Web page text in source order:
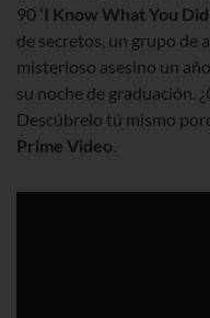
90 ‘I Know What You
de secretos, un grupo de
misterioso asesino un
su noche de graduación.
Descúbrelo tú mismo
Prime Video.